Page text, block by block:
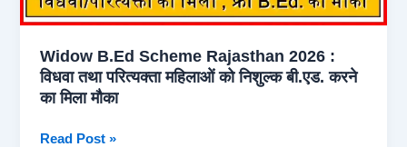
जन्म
मिलेगी
21,000
रुपए
सहायता
Widow B.Ed Scheme Rajasthan 2026 :
विधवा तथा परित्यक्ता महिलाओं को निशुल्क बी.एड. करने
का मिला मौका
Widow
Read Post »